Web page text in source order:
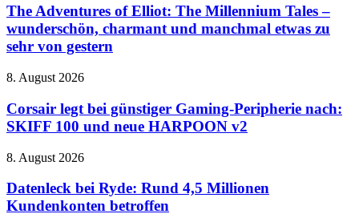
mit
Schrottkarren
of
The
Millennium
–
charmant
und
etwas
sehr
von
gestern
The Adventures of Elliot: The Millennium Tales –
wunderschön, charmant und manchmal etwas zu
sehr von gestern
Corsair
bei
günstiger
Gaming-
nach:
100
und
8. August 2026
Corsair legt bei günstiger Gaming-Peripherie nach:
SKIFF 100 und neue HARPOON v2
Datenleck
Ryde:
Rund
4,5
8. August 2026
Datenleck bei Ryde: Rund 4,5 Millionen
Kundenkonten betroffen